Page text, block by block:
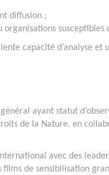
diffusion ;
susceptibles
capacité d’analyse et
ayant statut
de la Nature, en
avec des
de sensibilisation